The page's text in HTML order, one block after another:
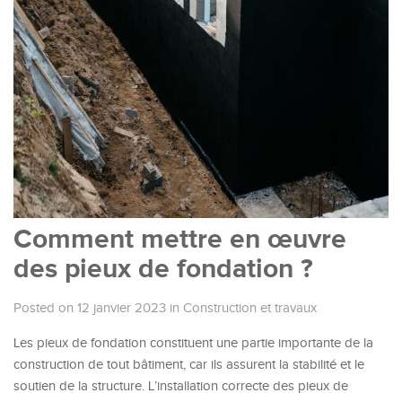
Comment mettre en œuvre
des pieux de fondation ?
Posted on 12 janvier 2023 in Construction et travaux
Les pieux de fondation constituent une partie importante de la
construction de tout bâtiment, car ils assurent la stabilité et le
soutien de la structure. L’installation correcte des pieux de